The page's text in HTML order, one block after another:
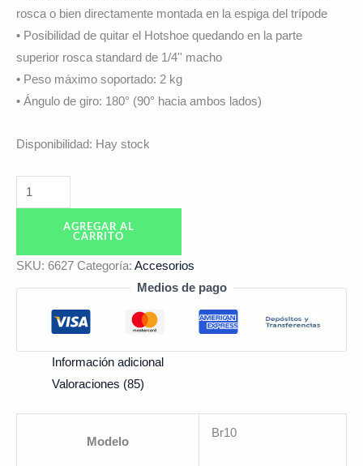
rosca o bien directamente montada en la espiga del trípode
• Posibilidad de quitar el Hotshoe quedando en la parte
superior rosca standard de 1/4'' macho
• Peso máximo soportado: 2 kg
• Ángulo de giro: 180° (90° hacia ambos lados)
Disponibilidad: Hay stock
AGREGAR AL
CARRITO
SKU: 6627 Categoría: Accesorios
Medios de pago
Información adicional
Valoraciones (85)
Modelo
Br10